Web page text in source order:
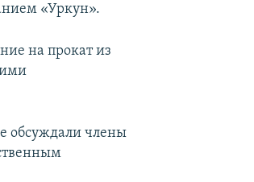
«Уркун».
на прокат из
обсуждали члены